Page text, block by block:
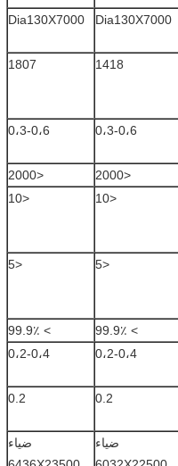
Dia130X7000
Dia130X7000
1418
1807
0،3-0،6 0،3-0،6
<2000
<2000
<10
<10
<5
<5
> 99.9٪
> 99.9٪
0،2-0،4 0،2-0،4
0.2
0.2
ضياء
ضياء